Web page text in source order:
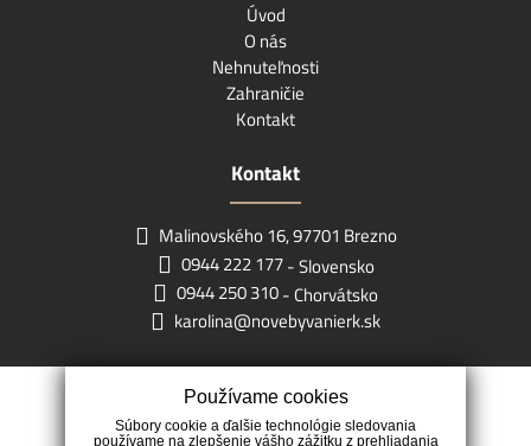
Úvod
O nás
Nehnuteľnosti
Zahraničie
Kontakt
Kontakt
Malinovského 16, 97701 Brezno
0944 222 177- Slovensko
0944 250 310- Chorvátsko
karolina@novebyvanierk.sk
Používame cookies
Súbory cookie a ďalšie technológie sledovania
používame na zlepšenie vášho zážitku z prehliadania